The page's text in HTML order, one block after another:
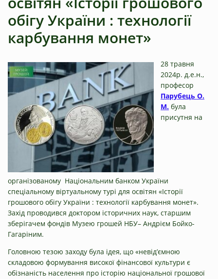
обігу України : технології
карбування монет»
28 травня
2024р. д.е.н.,
професор
Парубець О.
М. була
присутня на
організованому Національним банком України
спеціальному віртуальному турі для освітян «Історії
грошового обігу України : технології карбування монет».
Захід проводився доктором історичних наук, старшим
зберігачем фондів Музею грошей НБУ– Андрієм Бойко-
Гагаріним.
Головною тезою заходу була ідея, що «невід’ємною
складовою формування високої фінансової культури є
обізнаність населення про історію національної грошової